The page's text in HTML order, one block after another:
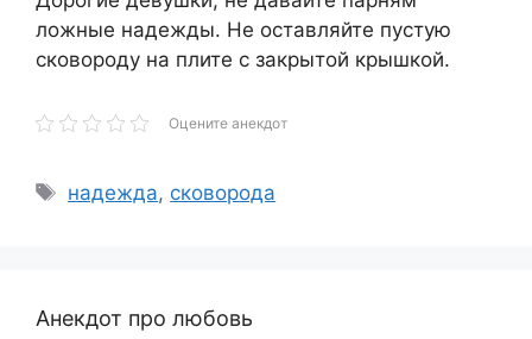
ложные надежды. Не оставляйте пустую
сковороду на плите с закрытой крышкой.
Оцените анекдот
Метки
надежда, сковорода
Анекдот про любовь